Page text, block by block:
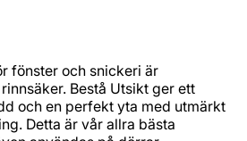
fönster och snickeri är
Bestå Utsikt ger ett
och en perfekt yta med utmärkt
Detta är vår allra bästa